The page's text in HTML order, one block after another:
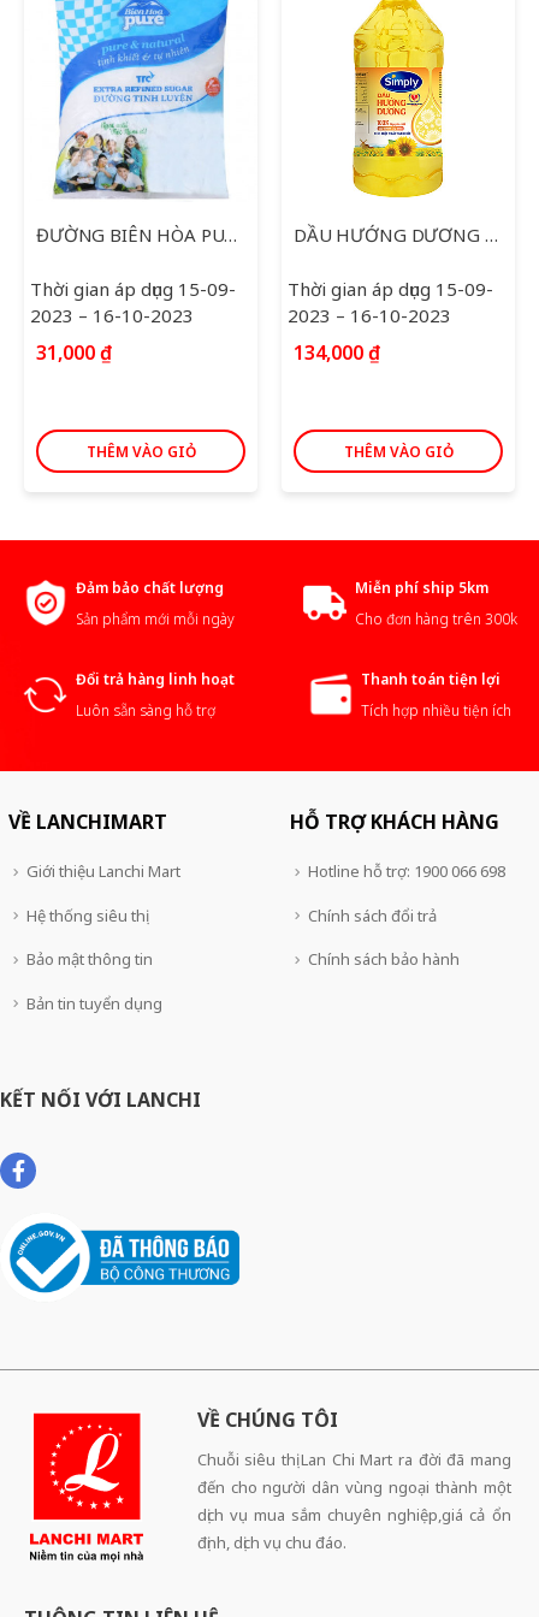
ĐƯỜNG BIÊN HÒA PURE CÀNH MAI 1KG
Thời gian áp dụng 15-09-
2023 – 16-10-2023
31,000₫
THÊM VÀO GIỎ
DẦU HƯỚNG DƯƠNG SIMPLY 2L
Thời gian áp dụng 15-09-
2023 – 16-10-2023
134,000₫
THÊM VÀO GIỎ
Đảm bảo chất lượng
Sản phẩm mới mỗi ngày
Miễn phí ship 5km
Cho đơn hàng trên 300k
Đổi trả hàng linh hoạt
Luôn sẵn sàng hỗ trợ
Thanh toán tiện lợi
Tích hợp nhiều tiện ích
VỀ LANCHIMART
Giới thiệu Lanchi Mart
Hệ thống siêu thị
Bảo mật thông tin
Bản tin tuyển dụng
HỖ TRỢ KHÁCH HÀNG
Hotline hỗ trợ: 1900 066 698
Chính sách đổi trả
Chính sách bảo hành
KẾT NỐI VỚI LANCHI
VỀ CHÚNG TÔI
Chuỗi siêu thị Lan Chi Mart ra đời đã mang
đến cho người dân vùng ngoại thành một
dịch vụ mua sắm chuyên nghiệp,giá cả ổn
định, dịch vụ chu đáo.